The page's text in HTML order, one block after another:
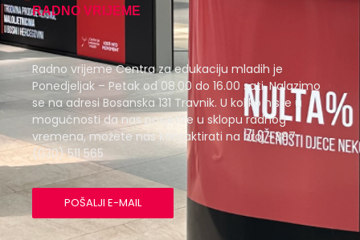
RADNO VRIJEME
Radno vrijeme Centra za edukaciju mladih je
Ponedjeljak – Petak od 08.00 do 16.00 sati. Nalazimo
se na adresi Bosanska 131 Travnik. U koliko niste u
mogućnosti da nas posjetite u sklopu radnog
vremena, možete nas kontaktirati na broj +387
(030) 511 565
POŠALJI E-MAIL